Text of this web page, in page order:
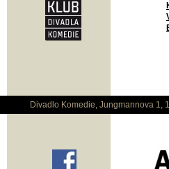
Divadlo Komedie, Jungmannova 1,